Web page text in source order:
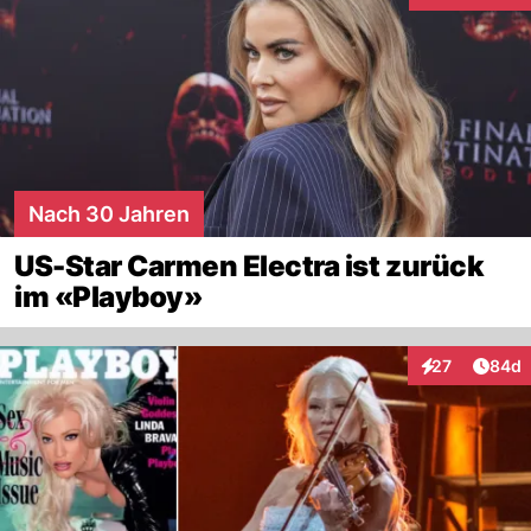
Nach 30 Jahren
US-Star Carmen Electra ist zurück
im «Playboy»
27
Interaktionen
84d